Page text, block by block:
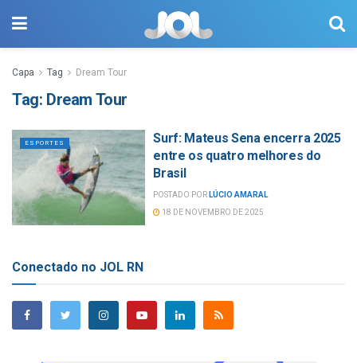
Capa Tag Dream Tour
Tag: Dream Tour
ESPORTES
Surf: Mateus Sena encerra 2025
entre os quatro melhores do
Brasil
POSTADO POR LÚCIO AMARAL
18 DE NOVEMBRO DE 2025
Conectado no JOL RN